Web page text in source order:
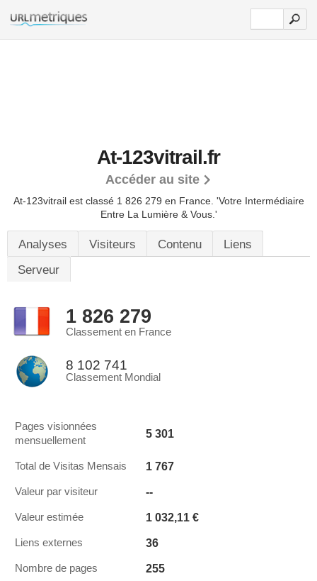
At-123vitrail.fr
Accéder au site
At-123vitrail est classé 1 826 279 en France. 'Votre Intermédiaire
Entre La Lumière & Vous.'
Analyses Visiteurs Contenu
Liens
Serveur
1 826 279
Classement en France
8 102 741
Classement Mondial
Pages visionnées
mensuellement
5 301
Total de Visitas Mensais 1 767
Valeur par visiteur --
Valeur estimée 1 032,11 €
Liens externes 36
Nombre de pages 255